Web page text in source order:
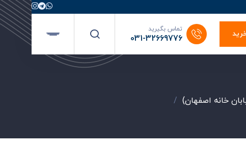
تماس بگیرید
031-32669776
خانه اصفهان) /